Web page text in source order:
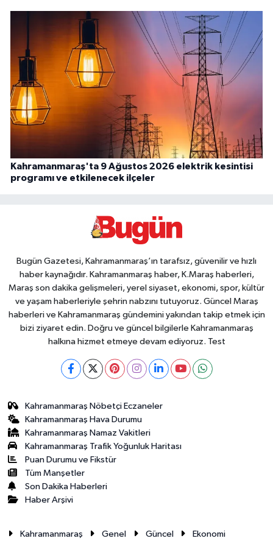
Kahramanmaraş'ta 9 Ağustos 2026 elektrik kesintisi
programı ve etkilenecek ilçeler
Bugün Gazetesi, Kahramanmaraş’ın tarafsız, güvenilir ve hızlı
haber kaynağıdır. Kahramanmaraş haber, K.Maraş haberleri,
Maraş son dakika gelişmeleri, yerel siyaset, ekonomi, spor, kültür
ve yaşam haberleriyle şehrin nabzını tutuyoruz. Güncel Maraş
haberleri ve Kahramanmaraş gündemini yakından takip etmek için
bizi ziyaret edin. Doğru ve güncel bilgilerle Kahramanmaraş
halkına hizmet etmeye devam ediyoruz. Test
Kahramanmaraş Nöbetçi Eczaneler
Kahramanmaraş Hava Durumu
Kahramanmaraş Namaz Vakitleri
Kahramanmaraş Trafik Yoğunluk Haritası
Puan Durumu ve Fikstür
Tüm Manşetler
Son Dakika Haberleri
Haber Arşivi
Kahramanmaraş Genel Güncel Ekonomi